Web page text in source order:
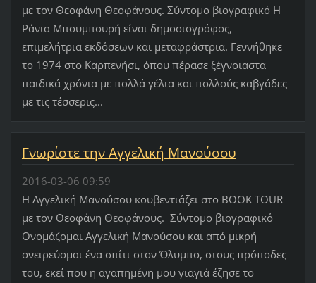
με τον Θεοφάνη Θεοφάνους. Σύντομο βιογραφικό Η
Ράνια Μπουμπουρή είναι δημοσιογράφος,
επιμελήτρια εκδόσεων και μεταφράστρια. Γεννήθηκε
το 1974 στο Καρπενήσι, όπου πέρασε ξέγνοιαστα
παιδικά χρόνια με πολλά γέλια και πολλούς καβγάδες
με τις τέσσερις...
Γνωρίστε την Αγγελική Μανούσου
2016-03-06 09:59
Η Αγγελική Μανούσου κουβεντιάζει στο BOOK TOUR
με τον Θεοφάνη Θεοφάνους. Σύντομο βιογραφικό
Ονομάζομαι Αγγελική Μανούσου και από μικρή
ονειρεύομαι ένα σπίτι στον Όλυμπο, στους πρόποδες
του, εκεί που η αγαπημένη μου γιαγιά έζησε το